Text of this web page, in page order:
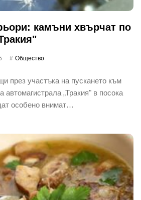
камъни хвърчат по
Общество
през участъка на пускането към
автомагистрала „Тракия" в посока
особено внимат…